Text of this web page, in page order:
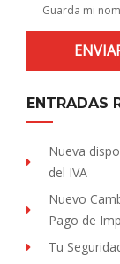
ENTRADAS
Nueva
del IVA
Nuevo
Pago de
Tu